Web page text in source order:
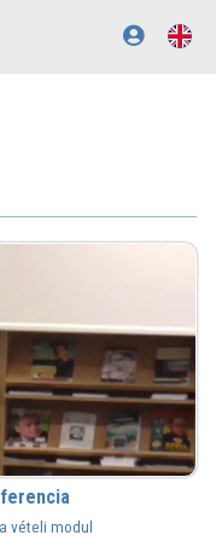
vételi modul